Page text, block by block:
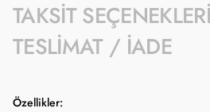
TAKSIT SEÇENEKLERI
TESLIMAT / İADE
Özellikler: